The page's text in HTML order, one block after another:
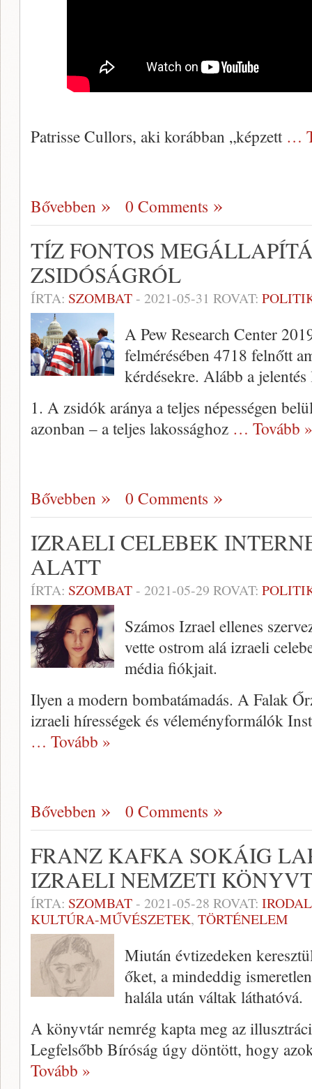
Patrisse Cullors, aki korábban „képzett …
Bővebben 0 Comments
TÍZ FONTOS
ZSIDÓSÁGRÓL
ÍRTA: SZOMBAT- 2021-05-31 ROVAT:
A Pew Research Center
felmérésében 4718 felnőtt
kérdésekre. Alább a
1. A zsidók aránya a teljes népességen
azonban – a teljes lakossághoz … Tovább »
Bővebben 0 Comments
IZRAELI CELEBEK
ALATT
ÍRTA: SZOMBAT- 2021-05-29 ROVAT:
Számos Izrael ellenes
vette ostrom alá izraeli
média fiókjait.
Ilyen a modern bombatámadás. A Falak
izraeli hírességek és véleményformálók
… Tovább »
Bővebben 0 Comments
FRANZ KAFKA SOKÁIG
IZRAELI NEMZETI
ÍRTA: SZOMBAT- 2021-05-28 ROVAT:
KULTÚRA-MŰVÉSZETEK, TÖRTÉNELEM
Miután évtizedeken
őket, a mindeddig
halála után váltak láthatóvá.
A könyvtár nemrég kapta meg az
Legfelsőbb Bíróság úgy döntött, hogy
Tovább »